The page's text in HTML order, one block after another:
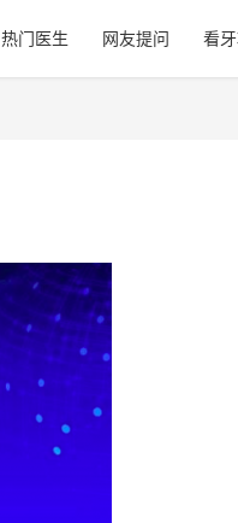
热门医生 网友提问 看